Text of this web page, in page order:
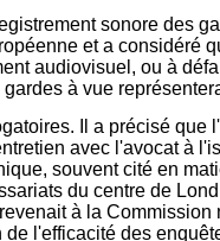
sonore des
et a considéré
audiovisuel, ou à
à vue
Il a précisé
avec l'avocat à
souvent cité en
du centre de
à la
l'efficacité des